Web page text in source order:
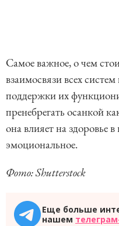
Самое важное, о чем
взаимосвязи всех
поддержки их
пренебрегать осанкой
она влияет на здоровье
эмоциональное.
Фото: Shutterstock
Еще больше
нашем